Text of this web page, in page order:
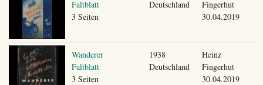
Faltblatt
3 Seiten
Deutschland
Fingerhut
30.04.2019
Wanderer
Faltblatt
3 Seiten
1938
Deutschland
Heinz
Fingerhut
30.04.2019